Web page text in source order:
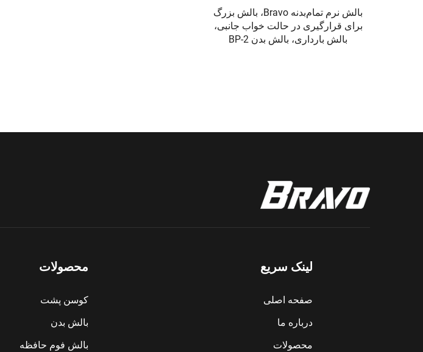
بالش نرم تمام‌بدنه Bravo، بالش بزرگ
برای قرارگیری در حالت خواب جانبی،
بالش بارداری، بالش بدن BP-2
لینک سریع
صفحه اصلی
درباره ما
محصولات
محصولات
کوسن پشت
بالش بدن
بالش فوم حافظه